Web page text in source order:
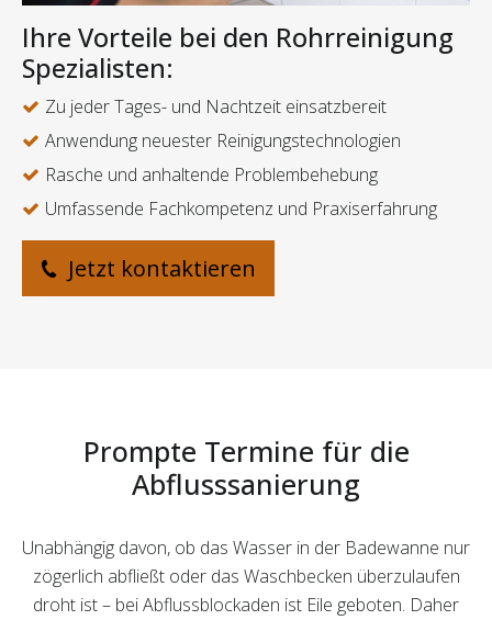
Ihre Vorteile bei den Rohrreinigung
Spezialisten:
Zu jeder Tages- und Nachtzeit einsatzbereit
Anwendung neuester Reinigungstechnologien
Rasche und anhaltende Problembehebung
Umfassende Fachkompetenz und Praxiserfahrung
Jetzt kontaktieren
Prompte Termine für die
Abflusssanierung
Unabhängig davon, ob das Wasser in der Badewanne nur
zögerlich abfließt oder das Waschbecken überzulaufen
droht ist – bei Abflussblockaden ist Eile geboten. Daher